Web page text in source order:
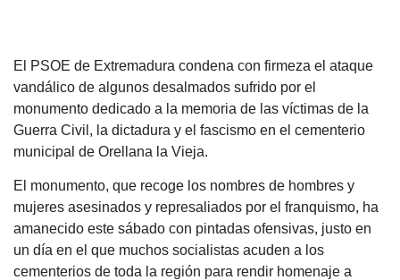
El PSOE de Extremadura condena con firmeza el ataque
vandálico de algunos desalmados sufrido por el
monumento dedicado a la memoria de las víctimas de la
Guerra Civil, la dictadura y el fascismo en el cementerio
municipal de Orellana la Vieja.
El monumento, que recoge los nombres de hombres y
mujeres asesinados y represaliados por el franquismo, ha
amanecido este sábado con pintadas ofensivas, justo en
un día en el que muchos socialistas acuden a los
cementerios de toda la región para rendir homenaje a